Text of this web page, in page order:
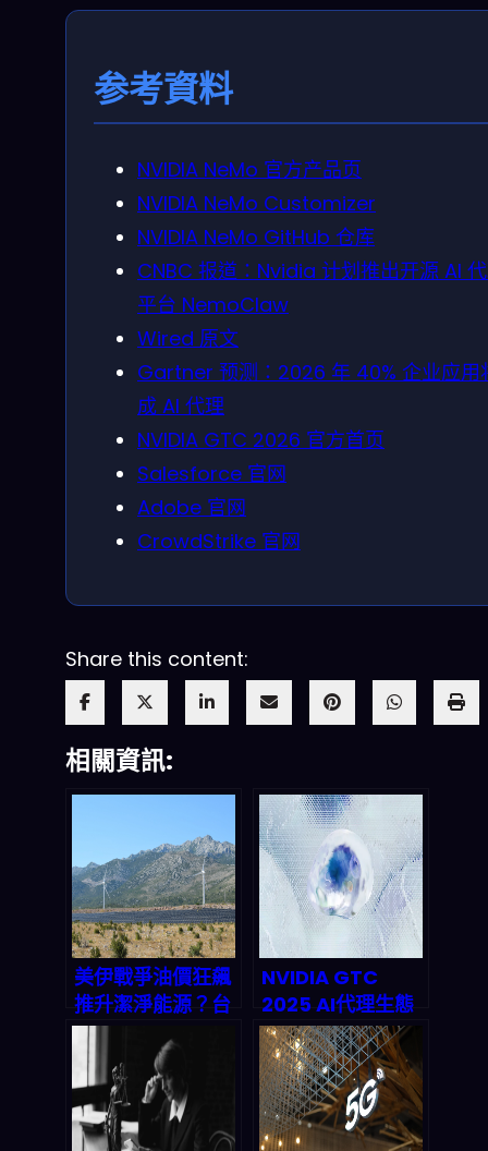
参考資料
NVIDIA NeMo 官方产品页
NVIDIA NeMo Customizer
NVIDIA NeMo GitHub 仓库
CNBC 报道：Nvidia 计划推出开源 AI
平台 NemoClaw
Wired 原文
Gartner 预测：2026 年 40% 企业应用
成 AI 代理
NVIDIA GTC 2026 官方首页
Salesforce 官网
Adobe 官网
CrowdStrike 官网
Share this content:
相關資訊:
美伊戰爭油價狂飆
推升潔淨能源？台
股FT 00899 ETF
3月16日暴漲
2.1%！2026投資
人必看避險布局全
攻略
NVIDIA GTC
2025 AI代理生態
系全面解析：企業
自動化新紀元來
臨？